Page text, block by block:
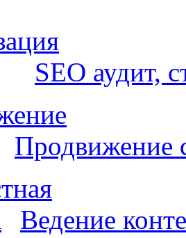
SEO аудит,
Продвижение
Ведение